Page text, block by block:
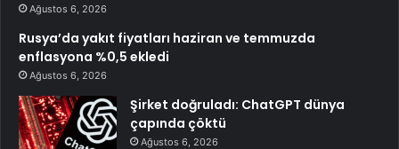
Ağustos 6, 2026
Rusya’da yakıt fiyatları haziran ve temmuzda
enflasyona %0,5 ekledi
Ağustos 6, 2026
Şirket doğruladı: ChatGPT dünya
çapında çöktü
Ağustos 6, 2026